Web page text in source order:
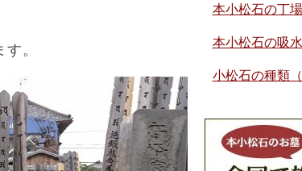
。
本小松石の丁
本小松石の吸
小松石の種類